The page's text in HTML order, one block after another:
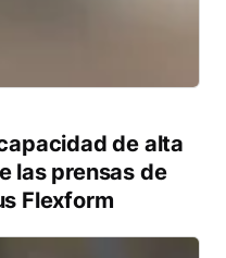
de alta
las prensas de
Flexform